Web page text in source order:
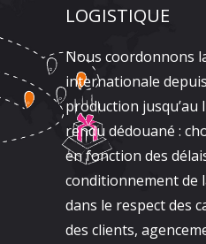
LOGISTIQUE
Nous coordonnons
internationale
production jusqu’au
rendu dédouané :
en fonction des
conditionnement de
dans le respect des
des clients,